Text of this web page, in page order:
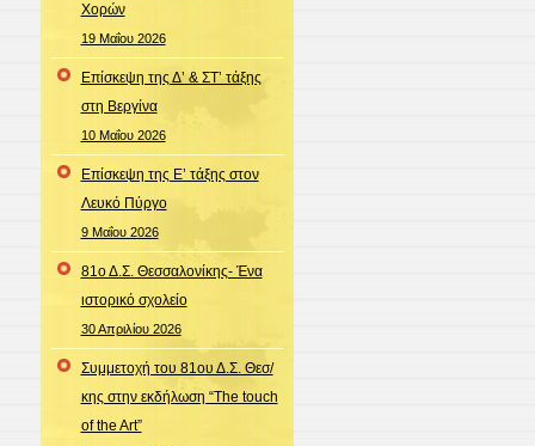
Χορών
19 Μαΐου 2026
Επίσκεψη της Δ’ & ΣΤ’ τάξης
στη Βεργίνα
10 Μαΐου 2026
Επίσκεψη της Ε’ τάξης στον
Λευκό Πύργο
9 Μαΐου 2026
81ο Δ.Σ. Θεσσαλονίκης- Ένα
ιστορικό σχολείο
30 Απριλίου 2026
Συμμετοχή του 81ου Δ.Σ. Θεσ/
κης στην εκδήλωση “The touch
of the Art”